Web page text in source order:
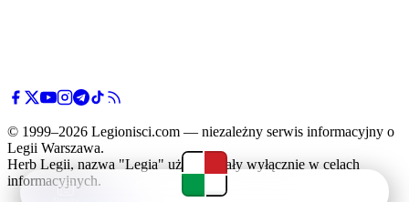
© 1999–2026 Legionisci.com — niezależny serwis informacyjny o
Legii Warszawa.
Herb Legii, nazwa "Legia" użyte zostały wyłącznie w celach
informacyjnych.